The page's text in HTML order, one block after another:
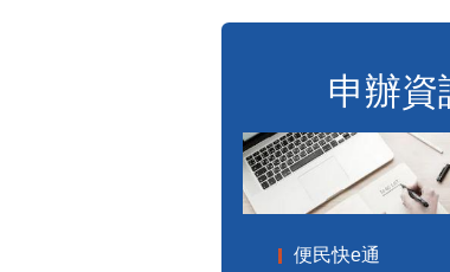
申辦資
便民快e通